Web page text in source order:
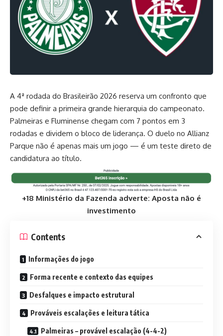
A 4ª rodada do Brasileirão 2026 reserva um confronto que
pode definir a primeira grande hierarquia do campeonato.
Palmeiras e Fluminense chegam com 7 pontos em 3
rodadas e dividem o bloco de liderança. O duelo no Allianz
Parque não é apenas mais um jogo — é um teste direto de
candidatura ao título.
+18 Ministério da Fazenda adverte: Aposta não é
investimento
Contents
Informações do jogo
Forma recente e contexto das equipes
Desfalques e impacto estrutural
Prováveis escalações e leitura tática
Palmeiras – provável escalação (4-4-2)